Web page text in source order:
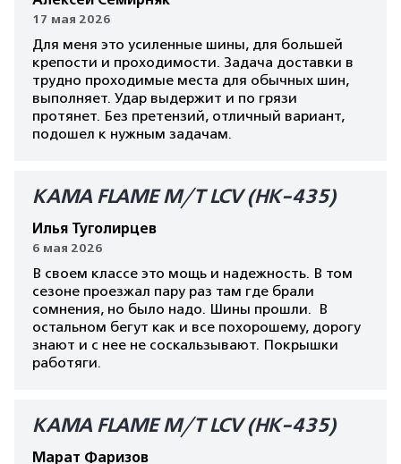
17 мая 2026
Для меня это усиленные шины, для большей
крепости и проходимости. Задача доставки в
трудно проходимые места для обычных шин,
выполняет. Удар выдержит и по грязи
протянет. Без претензий, отличный вариант,
подошел к нужным задачам.
КАМА FLAME M/T LCV (HK-435)
Илья Туголирцев
6 мая 2026
В своем классе это мощь и надежность. В том
сезоне проезжал пару раз там где брали
сомнения, но было надо. Шины прошли. В
остальном бегут как и все похорошему, дорогу
знают и с нее не соскальзывают. Покрышки
работяги.
КАМА FLAME M/T LCV (HK-435)
Марат Фаризов